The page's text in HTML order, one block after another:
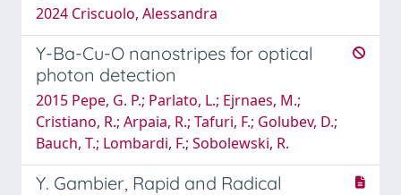
2024 Criscuolo, Alessandra
Y-Ba-Cu-O nanostripes for optical
photon detection
2015 Pepe, G. P.; Parlato, L.; Ejrnaes, M.;
Cristiano, R.; Arpaia, R.; Tafuri, F.; Golubev, D.;
Bauch, T.; Lombardi, F.; Sobolewski, R.
Y. Gambier, Rapid and Radical